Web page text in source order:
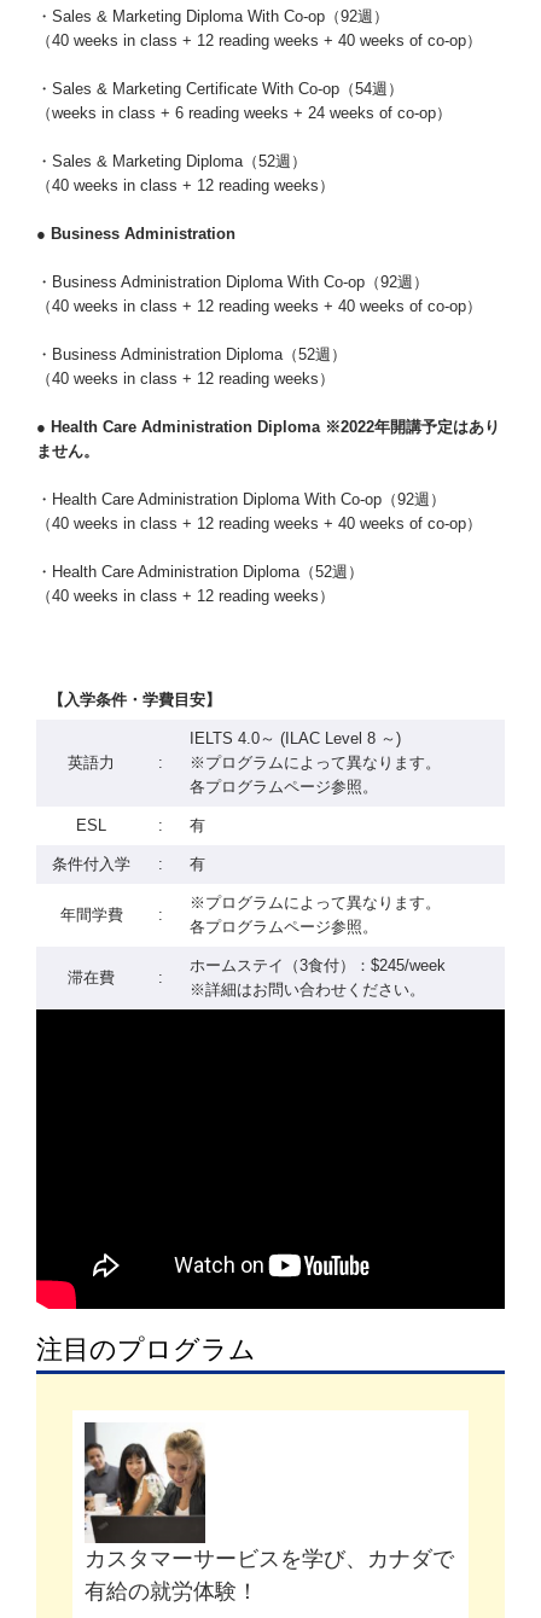
・Sales & Marketing Diploma With Co-op（92週）
（40 weeks in class + 12 reading weeks + 40 weeks of co-op）
・Sales & Marketing Certificate With Co-op（54週）
（weeks in class + 6 reading weeks + 24 weeks of co-op）
・Sales & Marketing Diploma（52週）
（40 weeks in class + 12 reading weeks）
● Business Administration
・Business Administration Diploma With Co-op（92週）
（40 weeks in class + 12 reading weeks + 40 weeks of co-op）
・Business Administration Diploma（52週）
（40 weeks in class + 12 reading weeks）
● Health Care Administration Diploma ※2022年開講予定はあり
ません。
・Health Care Administration Diploma With Co-op（92週）
（40 weeks in class + 12 reading weeks + 40 weeks of co-op）
・Health Care Administration Diploma（52週）
（40 weeks in class + 12 reading weeks）
【入学条件・学費目安】
英語力 :
IELTS 4.0～ (ILAC Level 8 ～)
※プログラムによって異なります。
各プログラムページ参照。
ESL : 有
条件付入学 : 有
年間学費 :
※プログラムによって異なります。
各プログラムページ参照。
滞在費 :
ホームステイ（3食付）：$245/week
※詳細はお問い合わせください。
注目のプログラム
カスタマーサービスを学び、カナダで
有給の就労体験！